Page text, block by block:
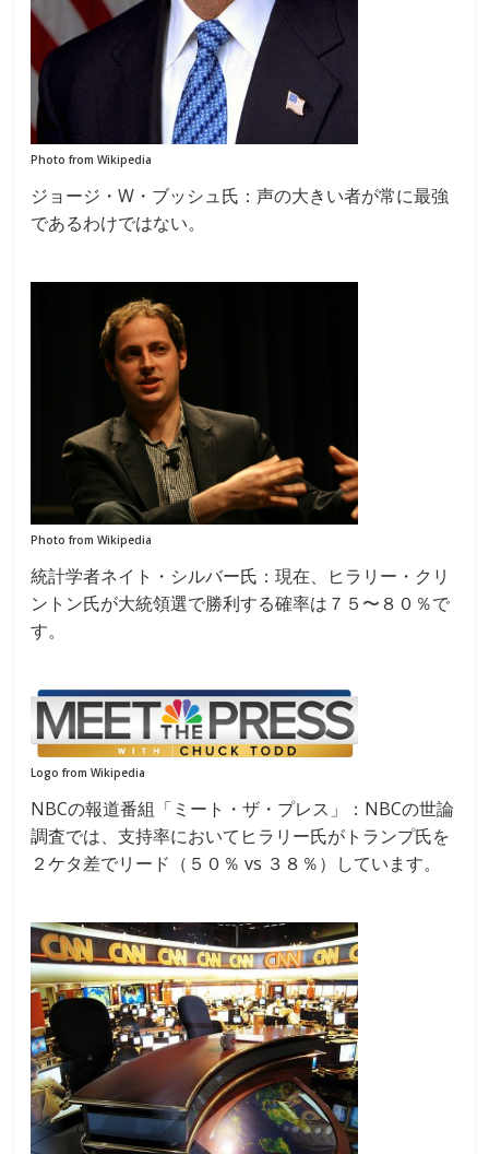
Photo from Wikipedia
ジョージ・W・ブッシュ氏：声の大きい者が常に最強
であるわけではない。
Photo from Wikipedia
統計学者ネイト・シルバー氏：現在、ヒラリー・クリ
ントン氏が大統領選で勝利する確率は７５〜８０％で
す。
Logo from Wikipedia
NBCの報道番組「ミート・ザ・プレス」：NBCの世論
調査では、支持率においてヒラリー氏がトランプ氏を
２ケタ差でリード（５０％ vs ３８％）しています。